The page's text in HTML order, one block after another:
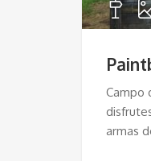
Campo
armas